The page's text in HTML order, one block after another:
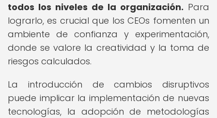
todos los niveles de la organización. Para
lograrlo, es crucial que los CEOs fomenten un
ambiente de confianza y experimentación,
donde se valore la creatividad y la toma de
riesgos calculados.
La introducción de cambios disruptivos
puede implicar la implementación de nuevas
tecnologías, la adopción de metodologías